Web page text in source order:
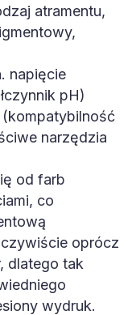
atramentu,
napięcie
pH)
(kompatybilność
narzędzia
od farb
co
oprócz
dlatego tak
wydruk.